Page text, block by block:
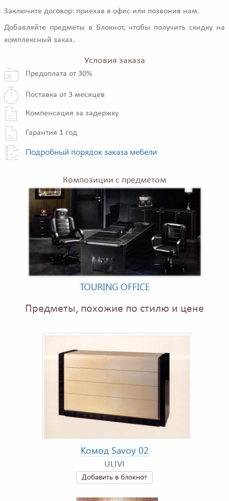
Заключите договор: приехав в офис или позвонив нам.
Добавляйте предметы в Блокнот, чтобы получить скидку на
комплексный заказ.
Условия заказа
Предоплата от 30%
Поставка от 3 месяцев
Компенсация за задержку
Гарантия 1 год
Подробный порядок заказа мебели
Композиции с предметом
TOURING OFFICE
Предметы, похожие по стилю и цене
Комод Savoy 02
ULIVI
Добавить в блокнот